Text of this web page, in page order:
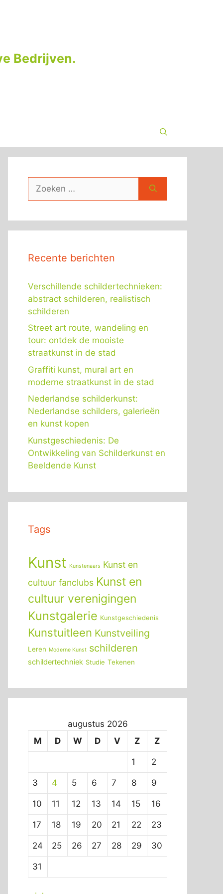
Bedrijven.
naar:
Recente berichten
Verschillende schildertechnieken:
abstract schilderen, realistisch
schilderen
Street art route, wandeling en
tour: ontdek de mooiste
straatkunst in de stad
Graffiti kunst, mural art en
moderne straatkunst in de stad
Nederlandse schilderkunst:
Nederlandse schilders, galerieën
en kunst kopen
Kunstgeschiedenis: De
Ontwikkeling van Schilderkunst en
Beeldende Kunst
Tags
Kunst Kunstenaars Kunst en
cultuur fanclubs Kunst en
cultuur verenigingen
Kunstgalerie Kunstgeschiedenis
Kunstuitleen Kunstveiling
Leren Moderne Kunst schilderen
schildertechniek Studie Tekenen
augustus 2026
M
D W D V Z Z
1 2
3 4 5 6 7 8 9
10 11 12 13 14 15 16
17 18 19 20 21 22 23
24 25 26 27 28 29 30
31